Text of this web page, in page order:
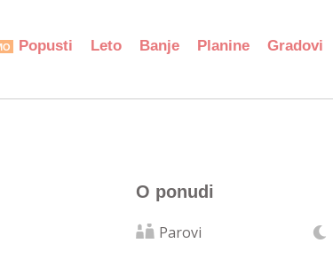
Popusti Leto Banje Planine Gradovi
O ponudi
Parovi